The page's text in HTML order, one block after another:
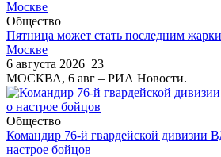
Общество
Пятница может стать последним
Москве
6 августа 2026 23
МОСКВА, 6 авг – РИА Новости.
Общество
Командир 76-й гвардейской дивизии
настрое бойцов